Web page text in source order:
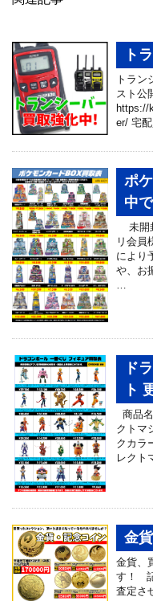
ト
トラン
スト公
https://
er/ 宅
ポ
中
未開
リ会員
により
や、お
…
ド
ト
商品
クトマ
クカラ
レクト
金
金貨、
す！
査定さ